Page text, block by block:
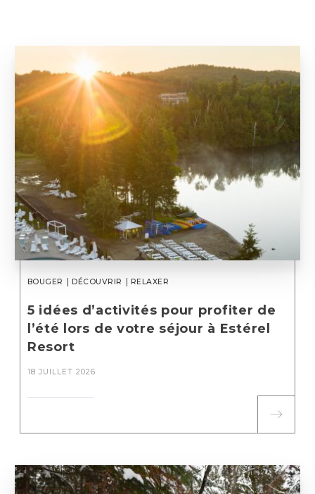
BOUGER DÉCOUVRIR RELAXER
5 idées d’activités pour profiter de
l’été lors de votre séjour à Estérel
Resort
18 JUILLET 2026